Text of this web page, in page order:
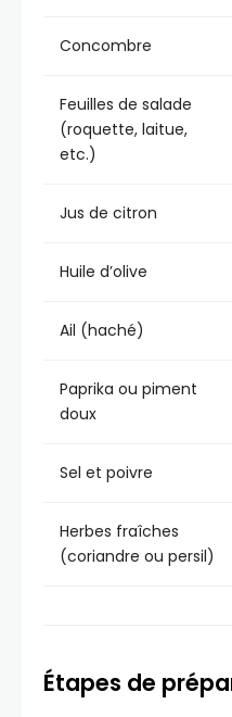
Concombre
Feuilles de salade
(roquette, laitue,
etc.)
Jus de citron
Huile d’olive
Ail (haché)
Paprika ou piment
doux
Sel et poivre
Herbes fraîches
(coriandre ou persil)
Étapes de